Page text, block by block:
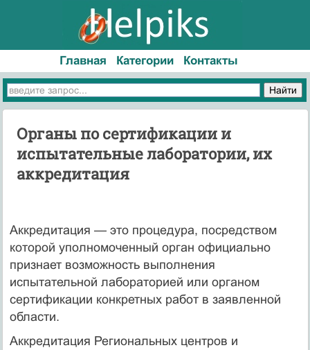
Главная Категории Контакты
Органы по сертификации и
испытательные лаборатории, их
аккредитация
Аккредитация — это процедура, посредством
которой уполномоченный орган официально
признает возможность выполнения
испытательной лабораторией или органом
сертификации конкретных работ в заявленной
области.
Аккредитация Региональных центров и